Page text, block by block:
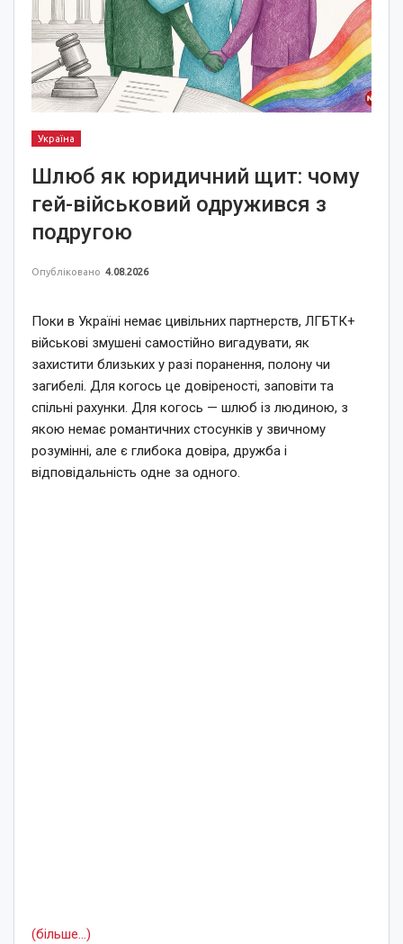
Україна
Шлюб як юридичний щит: чому
гей-військовий одружився з
подругою
Опубліковано 4.08.2026
Поки в Україні немає цивільних партнерств, ЛГБТК+
військові змушені самостійно вигадувати, як
захистити близьких у разі поранення, полону чи
загибелі. Для когось це довіреності, заповіти та
спільні рахунки. Для когось — шлюб із людиною, з
якою немає романтичних стосунків у звичному
розумінні, але є глибока довіра, дружба і
відповідальність одне за одного.
(більше…)